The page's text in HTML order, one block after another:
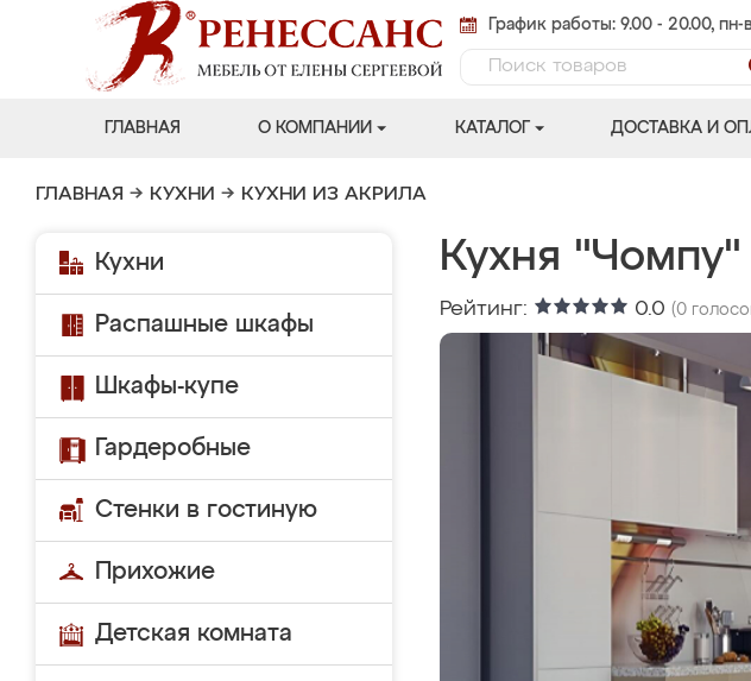
График работы: 9.00 - 20.00, пн-
ГЛАВНАЯ О КОМПАНИИ КАТАЛОГ ДОСТАВКА И
ГЛАВНАЯ → КУХНИ → КУХНИ ИЗ АКРИЛА
Кухни
Распашные шкафы
Шкафы-купе
Гардеробные
Стенки в гостиную
Прихожие
Детская комната
Кухня "Чомпу"
Рейтинг: 0.0 (0